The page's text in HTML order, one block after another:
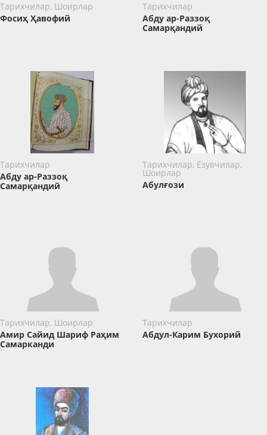
Тарихчилар, Шоирлар
Фосиҳ Ҳавофий
Тарихчилар
Абду ар-Раззоқ
Самарқандий
Тарихчилар
Абду ар-Раззоқ
Самарқандий
Тарихчилар, Ёзувчилар,
Шоирлар
Абулғози
Тарихчилар, Шоирлар
Амир Сайид Шариф Раҳим
Самарканди
Тарихчилар
Абдул-Карим Бухорий